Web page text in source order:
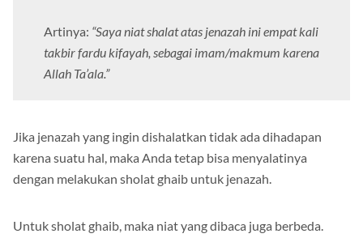
Artinya: “Saya niat shalat atas jenazah ini empat kali
takbir fardu kifayah, sebagai imam/makmum karena
Allah Ta’ala.”
Jika jenazah yang ingin dishalatkan tidak ada dihadapan
karena suatu hal, maka Anda tetap bisa menyalatinya
dengan melakukan sholat ghaib untuk jenazah.
Untuk sholat ghaib, maka niat yang dibaca juga berbeda.